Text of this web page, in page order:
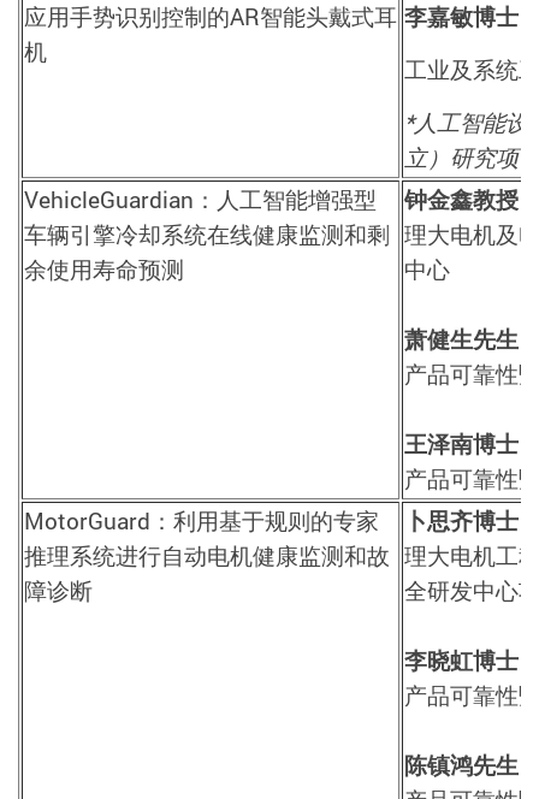
应用手势识别控制的AR智能头戴式耳
机
李嘉敏博士
工业及系统
*人工智能设
立）研究项
VehicleGuardian ：人工智能增强型
车辆引擎冷却系统在线健康监测和剩
余使用寿命预测
钟金鑫教授
理大电机及
中心
萧健生先生
产品可靠性
王泽南博士
产品可靠性
MotorGuard ：利用基于规则的专家
推理系统进行自动电机健康监测和故
障诊断
卜思齐博士
理大电机工
全研发中心
李晓虹博士
产品可靠性
陈镇鸿先生